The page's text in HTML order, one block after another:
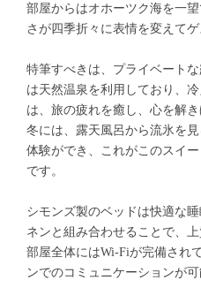
部屋からはオホーツク海を一
さが四季折々に表情を変えてゲ
特筆すべきは、プライベート
は天然温泉を利用しており、
は、旅の疲れを癒し、心を解き
冬には、露天風呂から流氷を
体験ができ、これがこのスイ
です。
シモンズ製のベッドは快適な
ネンと組み合わせることで、上
部屋全体にはWi-Fiが完備され
ンでのコミュニケーションが可